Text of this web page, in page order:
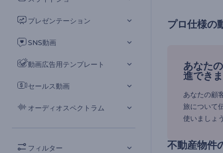
プレゼンテーション
SNS動画
動画広告用テンプレート
セールス動画
オーディオスペクトラム
フィルター
プロ仕様の
あなた
進でき
あなたの顧
旅について
使いましょ
不動産物件